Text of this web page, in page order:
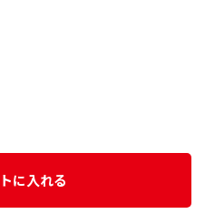
に入れる